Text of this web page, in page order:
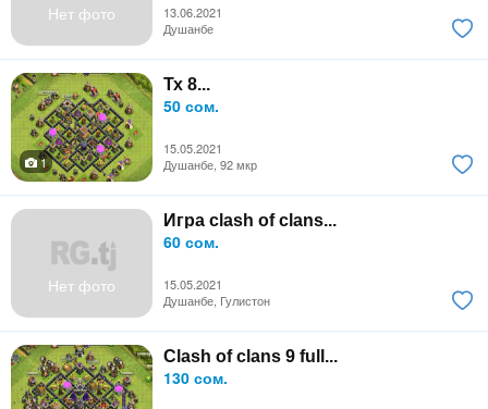
Нет фото
13.06.2021
Душанбе
Тх 8...
50 сом.
15.05.2021
1
Душанбе, 92 мкр
Нет фото
Игра clash of clans...
60 сом.
15.05.2021
Душанбе, Гулистон
Clash of clans 9 full...
130 сом.